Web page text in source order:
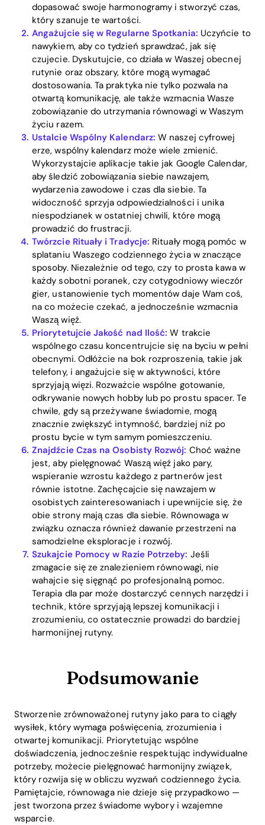
Home
Blog
Download
dopasować swoje harmonogramy i stworzyć czas,
który szanuje te wartości.
Angażujcie się w Regularne Spotkania: Uczyńcie to
nawykiem, aby co tydzień sprawdzać, jak się
czujecie. Dyskutujcie, co działa w Waszej obecnej
rutynie oraz obszary, które mogą wymagać
dostosowania. Ta praktyka nie tylko pozwala na
otwartą komunikację, ale także wzmacnia Wasze
zobowiązanie do utrzymania równowagi w Waszym
życiu razem.
Ustalcie Wspólny Kalendarz: W naszej cyfrowej
erze, wspólny kalendarz może wiele zmienić.
Wykorzystajcie aplikacje takie jak Google Calendar,
aby śledzić zobowiązania siebie nawzajem,
wydarzenia zawodowe i czas dla siebie. Ta
widoczność sprzyja odpowiedzialności i unika
niespodzianek w ostatniej chwili, które mogą
prowadzić do frustracji.
Twórzcie Rituały i Tradycje: Rituały mogą pomóc w
splataniu Waszego codziennego życia w znaczące
sposoby. Niezależnie od tego, czy to prosta kawa w
każdy sobotni poranek, czy cotygodniowy wieczór
gier, ustanowienie tych momentów daje Wam coś,
na co możecie czekać, a jednocześnie wzmacnia
Waszą więź.
Priorytetujcie Jakość nad Ilość: W trakcie
wspólnego czasu koncentrujcie się na byciu w pełni
obecnymi. Odłóżcie na bok rozproszenia, takie jak
telefony, i angażujcie się w aktywności, które
sprzyjają więzi. Rozważcie wspólne gotowanie,
odkrywanie nowych hobby lub po prostu spacer. Te
chwile, gdy są przeżywane świadomie, mogą
znacznie zwiększyć intymność, bardziej niż po
prostu bycie w tym samym pomieszczeniu.
Znajdźcie Czas na Osobisty Rozwój: Choć ważne
jest, aby pielęgnować Waszą więź jako pary,
wspieranie wzrostu każdego z partnerów jest
równie istotne. Zachęcajcie się nawzajem w
osobistych zainteresowaniach i upewnijcie się, że
obie strony mają czas dla siebie. Równowaga w
związku oznacza również dawanie przestrzeni na
samodzielne eksploracje i rozwój.
Szukajcie Pomocy w Razie Potrzeby: Jeśli
zmagacie się ze znalezieniem równowagi, nie
wahajcie się sięgnąć po profesjonalną pomoc.
Terapia dla par może dostarczyć cennych narzędzi i
technik, które sprzyjają lepszej komunikacji i
zrozumieniu, co ostatecznie prowadzi do bardziej
harmonijnej rutyny.
Podsumowanie
Stworzenie zrównoważonej rutyny jako para to ciągły
wysiłek, który wymaga poświęcenia, zrozumienia i
otwartej komunikacji. Priorytetując wspólne
doświadczenia, jednocześnie respektując indywidualne
potrzeby, możecie pielęgnować harmonijny związek,
który rozwija się w obliczu wyzwań codziennego życia.
Pamiętajcie, równowaga nie dzieje się przypadkowo —
jest tworzona przez świadome wybory i wzajemne
wsparcie.